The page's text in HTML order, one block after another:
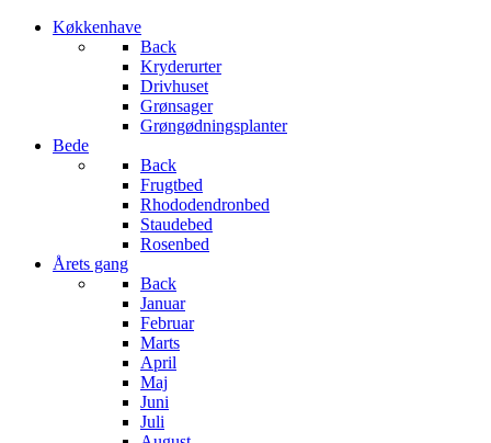
Køkkenhave
Back
Kryderurter
Drivhuset
Grønsager
Grøngødningsplanter
Bede
Back
Frugtbed
Rhododendronbed
Staudebed
Rosenbed
Årets gang
Back
Januar
Februar
Marts
April
Maj
Juni
Juli